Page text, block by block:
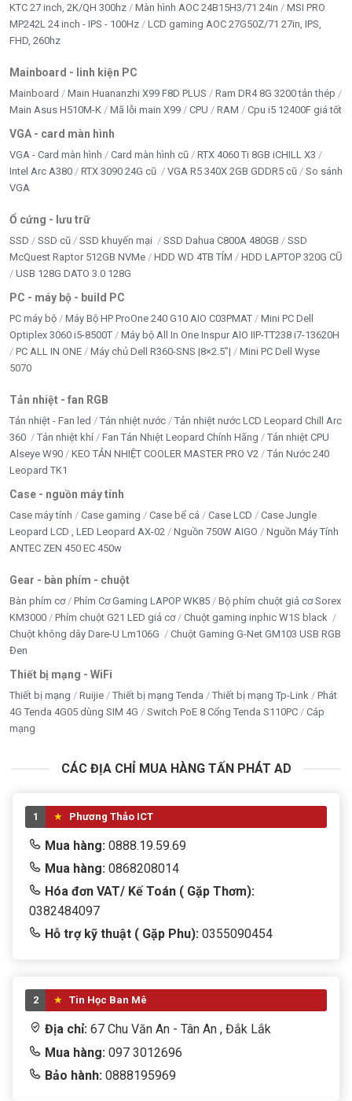
🏷️Camera Wifi UNV Uho-P2C-M4F4 4MP 4MP đáp
ứng các nhu cầu:
Camera wifi xoay 360 độ UNV
Camera ban đêm có màu UNV Full Color
Camera cảnh báo ánh sáng và âm thanh
Camera IP ngoài trời kết nối WiFi
Tấn Phát AD 02/13 Y wang
5/5 - (3 bình chọn)
Bấm 5 sao để ủng hộ shop
Thông số kỹ thuật
KTC 27 inch, 2K/QH 300hz Màn hình AOC 24B15H3/71 24in
MSI PRO
MP242L 24 inch - IPS - 100Hz
LCD gaming AOC 27G50Z/71 27in, IPS,
FHD, 260hz
Mainboard - linh kiện PC
Mainboard Main Huananzhi X99 F8D PLUS
Ram DR4 8G 3200 tản thép
Main Asus H510M-K
Mã lỗi main X99 CPU RAM Cpu i5 12400F giá tốt
VGA - card màn hình
VGA - Card màn hình Card màn hình cũ
RTX 4060 Ti 8GB iCHILL X3
Intel Arc A380
RTX 3090 24G cũ VGA R5 340X 2GB GDDR5 cũ
So sánh
VGA
Ổ cứng - lưu trữ
SSD SSD cũ SSD khuyến mại SSD Dahua C800A 480GB
SSD
McQuest Raptor 512GB NVMe
HDD WD 4TB TÍM
HDD LAPTOP 320G CŨ
USB 128G DATO 3.0 128G
PC - máy bộ - build PC
PC máy bộ Máy Bộ HP ProOne 240 G10 AIO C03PMAT
Mini PC Dell
Optiplex 3060 i5-8500T
Máy bộ All In One Inspur AIO IIP-TT238 i7-13620H
PC ALL IN ONE
Máy chủ Dell R360-SNS |8×2.5”|
Mini PC Dell Wyse
5070
Tản nhiệt - fan RGB
Tản nhiệt - Fan led Tản nhiệt nước
Tản nhiệt nước LCD Leopard Chill Arc
360
Tản nhiệt khí Fan Tản Nhiệt Leopard Chính Hãng
Tản nhiệt CPU
Alseye W90
KEO TẢN NHIỆT COOLER MASTER PRO V2
Tản Nước 240
Leopard TK1
Case - nguồn máy tính
Case máy tính Case gaming Case bể cá Case LCD
Case Jungle
Leopard LCD , LED Leopard AX-02
Nguồn 750W AIGO
Nguồn Máy Tính
ANTEC ZEN 450 EC 450w
Gear - bàn phím - chuột
Bàn phím cơ Phím Cơ Gaming LAPOP WK85
Bộ phím chuột giả cơ Sorex
KM3000
Phím chuột G21 LED giả cơ
Chuột gaming inphic W1S black
Chuột không dây Dare-U Lm106G
Chuột Gaming G-Net GM103 USB RGB
Đen
Thiết bị mạng - WiFi
Thiết bị mạng Ruijie Thiết bị mạng Tenda Thiết bị mạng Tp-Link
Phát
4G Tenda 4G05 dùng SIM 4G
Switch PoE 8 Cổng Tenda S110PC
Cáp
mạng
CÁC ĐỊA CHỈ MUA HÀNG TẤN PHÁT AD
1 Phương Thảo ICT
Mua hàng: 0888.19.59.69
Mua hàng: 0868208014
Hóa đơn VAT/ Kế Toán ( Gặp Thơm):
0382484097
Hỗ trợ kỹ thuật ( Gặp Phu): 0355090454
2 Tin Học Ban Mê
Địa chỉ: 67 Chu Văn An - Tân An , Đắk Lắk
Mua hàng: 097 3012696
Bảo hành: 0888195969